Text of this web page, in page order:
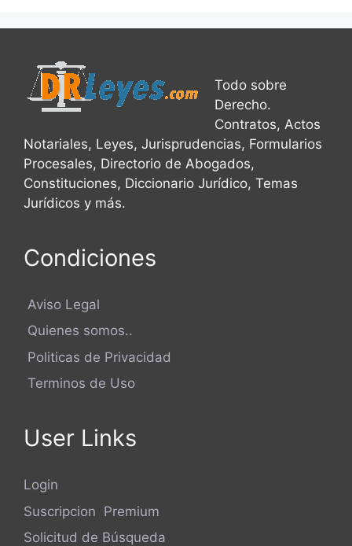
Todo sobre
Derecho.
Contratos, Actos
Notariales, Leyes, Jurisprudencias, Formularios
Procesales, Directorio de Abogados,
Constituciones, Diccionario Jurídico, Temas
Jurídicos y más.
Condiciones
Aviso Legal
Quienes somos..
Politicas de Privacidad
Terminos de Uso
User Links
Login
Suscripcion Premium
Solicitud de Búsqueda